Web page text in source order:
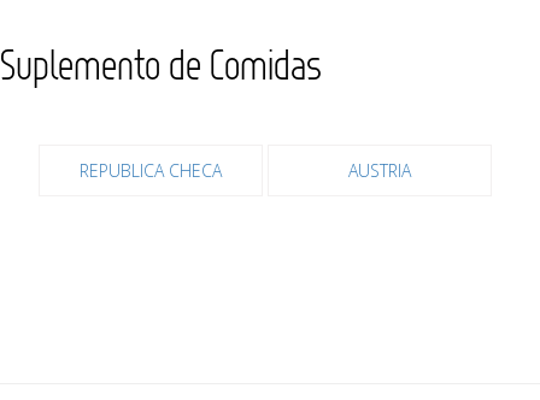
Suplemento de Comidas
REPUBLICA CHECA AUSTRIA